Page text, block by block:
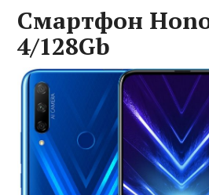
Смартфон
4/128Gb